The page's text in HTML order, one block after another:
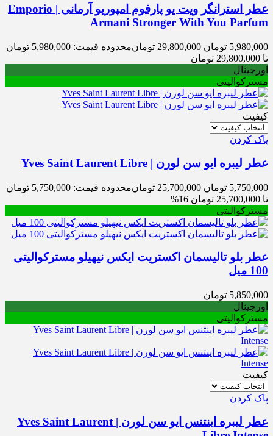
عطر استرانگر ویت یو پارفوم امپوریو آرمانی | Emporio
Armani Stronger With You Parfum
5,980,000 تومان 29,800,000 تومان
محدوده قیمت: 5,980,000 تومان
تا 29,800,000 تومان
اورجینال
مسترکوالیتی
کیفیت
پاک کردن
عطر لیبره ایو سن لورن | Yves Saint Laurent Libre
5,750,000 تومان 25,700,000 تومان
محدوده قیمت: 5,750,000 تومان
تا 25,700,000 تومان
16%
مسترکوالیتی
عطر بلو تالیسمان اکستریت ایکس نیهیلو مسترکوالیتی
100 میل
5,850,000 تومان
اورجینال
مسترکوالیتی
کیفیت
پاک کردن
عطر لیبره اینتنس ایو سن لورن | Yves Saint Laurent